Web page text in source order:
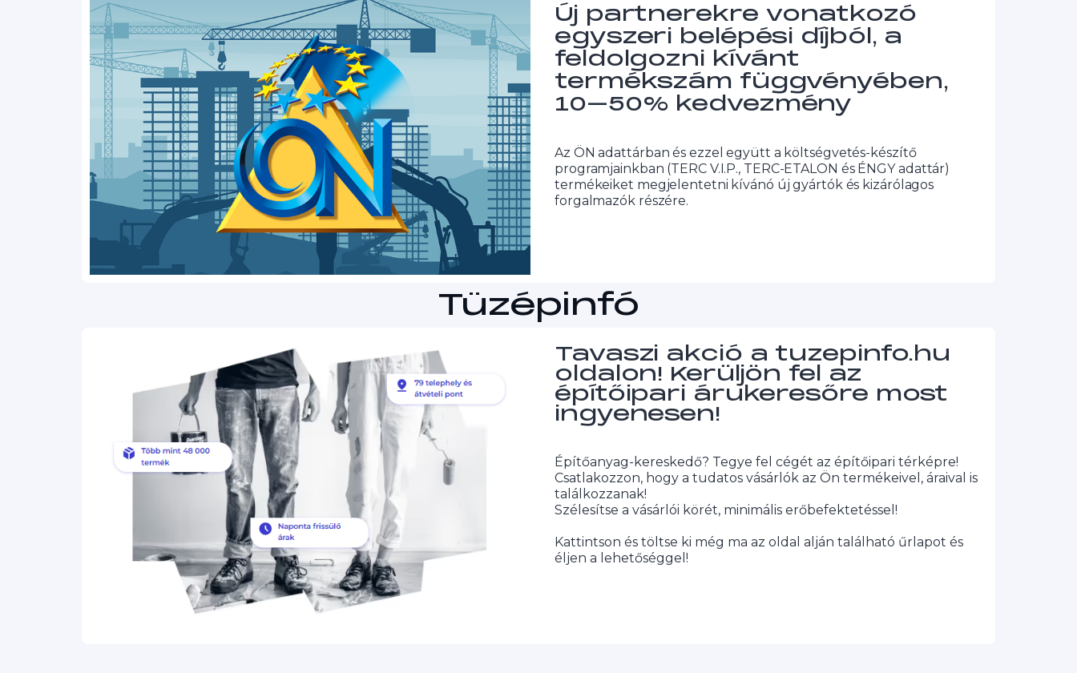
Új partnerekre vonatkozó
egyszeri belépési díjból, a
feldolgozni kívánt
termékszám függvényében,
10–50% kedvezmény
Az ÖN adattárban és ezzel együtt a költségvetés-készítő
programjainkban (TERC V.I.P., TERC-ETALON és ÉNGY adattár)
termékeiket megjelentetni kívánó új gyártók és kizárólagos
forgalmazók részére.
Tüzépinfó
Tavaszi akció a tuzepinfo.hu
oldalon! Kerüljön fel az
építőipari árukeresőre most
ingyenesen!
Építőanyag-kereskedő? Tegye fel cégét az építőipari térképre!
Csatlakozzon, hogy a tudatos vásárlók az Ön termékeivel, áraival is
találkozzanak!
Szélesítse a vásárlói körét, minimális erőbefektetéssel!
Kattintson és töltse ki még ma az oldal alján található űrlapot és
éljen a lehetőséggel!